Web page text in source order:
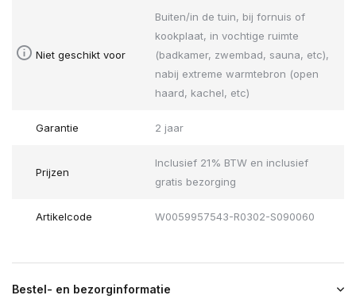
Niet geschikt voor
Buiten/in de tuin, bij fornuis of
kookplaat, in vochtige ruimte
(badkamer, zwembad, sauna, etc),
nabij extreme warmtebron (open
haard, kachel, etc)
Garantie 2 jaar
Prijzen
Inclusief 21% BTW en inclusief
gratis bezorging
Artikelcode W0059957543-R0302-S090060
Bestel- en bezorginformatie